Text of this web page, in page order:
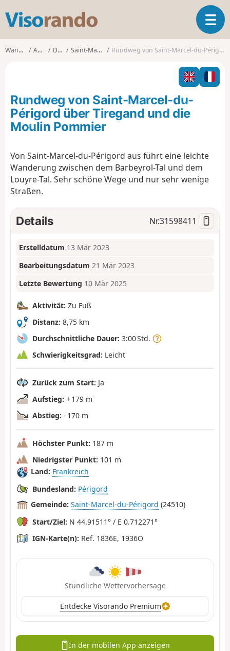
s
o
T
o
g
l
n
Wanderungen Aquitanien Dordogne Saint-Marcel-du-Périgord Rundweg von Saint-Marcel-du-Périgord über Tiregand und die Moulin Pommier
Rundweg von Saint-Marcel-du-
Périgord über Tiregand und die
Moulin Pommier
Von Saint-Marcel-du-Périgord aus führt eine leichte
Wanderung zwischen dem Barbeyrol-Tal und dem
Louyre-Tal. Sehr schöne Wege und nur sehr wenige
Straßen.
Details Nr.31598411
Erstelldatum 13 Mär 2023
Bearbeitungsdatum 21 Mär 2023
Letzte Bewertung 10 Mär 2025
Aktivität: Zu Fuß
Distanz: 8,75 km
Durchschnittliche Dauer: 3:00 Std.
Schwierigkeitsgrad: Leicht
Zurück zum Start: Ja
Aufstieg: + 179 m
Abstieg: - 170 m
Höchster Punkt: 187 m
Niedrigster Punkt: 101 m
Land: Frankreich
Bundesland: Périgord
Gemeinde: Saint-Marcel-du-Périgord (24510)
Start/Ziel: N 44.91511° / E 0.712271°
IGN-Karte(n): Ref. 1836E, 1936O
Stündliche Wettervorhersage
Entdecke Visorando Premium
In der mobilen App anzeigen